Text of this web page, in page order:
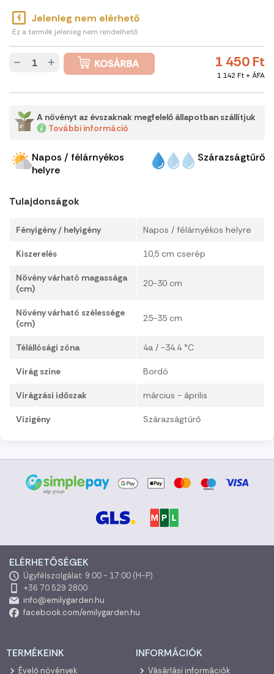
Jelenleg nem elérhető
Ez a termék jelenleg nem rendelhető
1 450 Ft
1 142 Ft + ÁFA
− +
A növényt az évszaknak megfelelő állapotban szállítjuk
További információ
Napos / félárnyékos
helyre
Szárazságtűrő
Tulajdonságok
Fényigény / helyigény Napos / félárnyékos helyre
Kiszerelés 10,5 cm cserép
Növény várható magassága
(cm)
20-30 cm
Növény várható szélessége
(cm)
25-35 cm
Télállósági zóna 4a / -34.4 °C
Virág színe Bordó
Virágzási időszak március - április
Vízigény Szárazságtűrő
ELÉRHETŐSÉGEK
Ügyfélszolgálat: 9:00 - 17:00 (H-P)
+36 70 529 2800
info@emilygarden.hu
facebook.com/emilygarden.hu
TERMÉKEINK
Évelő növények
INFORMÁCIÓK
Vásárlási információk